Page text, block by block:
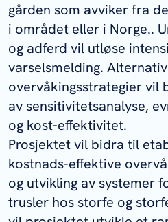
gården som avviker fra
i området eller i Norge..
og adferd vil utløse
varselsmelding.
overvåkingsstrategier vil
av sensitivitetsanalyse,
og kost-effektivitet.
Prosjektet vil bidra til
kostnads-effektive
og utvikling av systemer
trusler hos storfe og